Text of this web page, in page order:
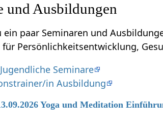
und Ausbildungen
paar Seminaren und Ausbildungen, die
für Persönlichkeitsentwicklung,
Seminare
in Ausbildung
Yoga und Meditation